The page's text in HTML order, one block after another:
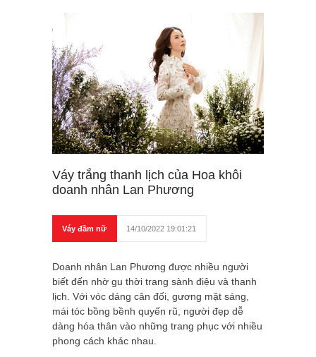
Váy trắng thanh lịch của Hoa khôi
doanh nhân Lan Phương
Váy đầm nữ 14/10/2022 19:01:21
Doanh nhân Lan Phương được nhiều người
biết đến nhờ gu thời trang sành điệu và thanh
lịch. Với vóc dáng cân đối, gương mặt sáng,
mái tóc bồng bềnh quyến rũ, người đẹp dễ
dàng hóa thân vào những trang phục với nhiều
phong cách khác nhau.